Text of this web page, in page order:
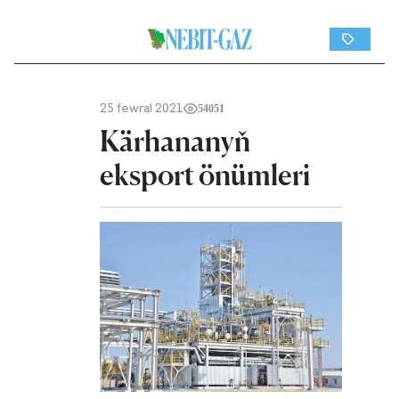
25 fewral 2021 54051
Kärhananyň
eksport önümleri